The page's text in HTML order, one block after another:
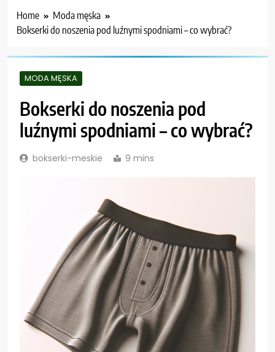
Home
Moda męska
Bokserki do noszenia pod luźnymi spodniami – co wybrać?
MODA MĘSKA
Bokserki do noszenia pod
luźnymi spodniami – co wybrać?
bokserki-meskie 9 mins